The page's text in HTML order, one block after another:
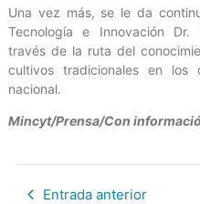
Una vez más, se le da
Tecnología e Innovación Dr.
través de la ruta del
cultivos tradicionales en los
nacional.
Mincyt/Prensa/Con
Entrada anterior